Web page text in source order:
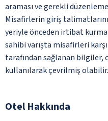
araması ve gerekli
Misafirlerin giriş
yeriyle önceden irtibat
sahibi varışta misafirleri
tarafından sağlanan bilgiler,
kullanılarak çevrilmiş olabilir.
Otel Hakkında